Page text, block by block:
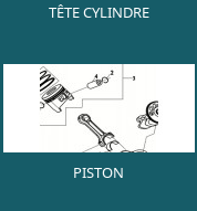
TÊTE CYLINDRE
PISTON